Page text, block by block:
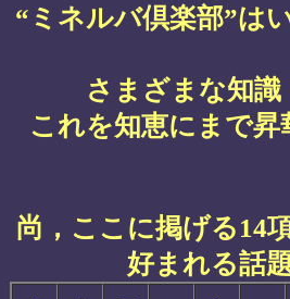
“ミネルバ倶楽部”は
さまざまな知
これを知恵にまで
尚，ここに掲げる14
好まれる話